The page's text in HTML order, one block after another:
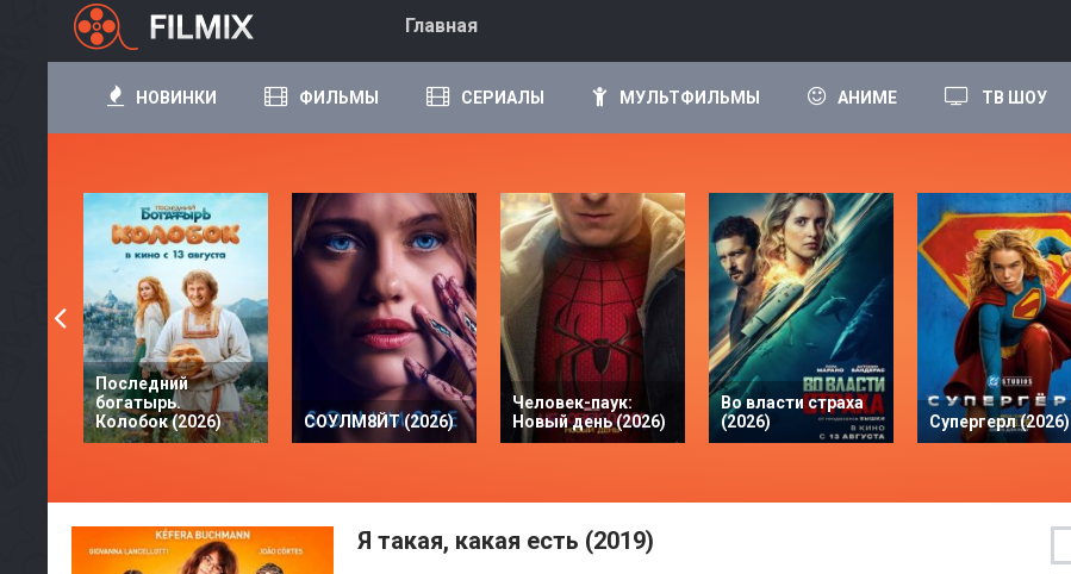
Главная
НОВИНКИ ФИЛЬМЫ СЕРИАЛЫ МУЛЬТФИЛЬМЫ АНИМЕ ТВ ШОУ
Последний
богатырь.
Колобок (2026)
СОУЛМ8ЙТ (2026)
Человек-паук:
Новый день (2026)
Во власти страха
(2026)
Супергерл (2026)
Я такая, какая есть (2019)